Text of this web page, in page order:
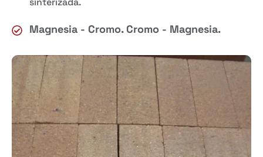
Magnesia - Cromo. Cromo - Magnesia.